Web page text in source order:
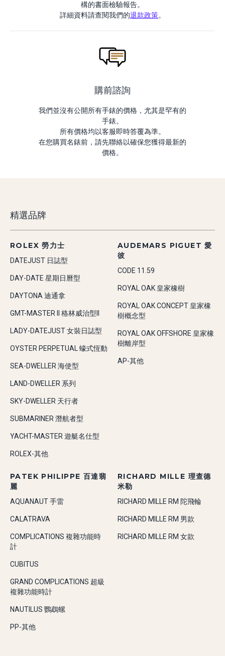
構的書面檢驗報告。
詳細資料請查閱我們的退款政策。
購前諮詢
我們並沒有公開所有手錶的價格，尤其是罕有的
手錶。
所有價格均以客服即時答覆為準。
在您購買名錶前，請先聯絡以確保您獲得最新的
價格。
精選品牌
ROLEX 勞力士
DATEJUST 日誌型
DAY-DATE 星期日曆型
DAYTONA 迪通拿
GMT-MASTER II 格林威治型II
LADY-DATEJUST 女裝日誌型
OYSTER PERPETUAL 蠔式恆動
SEA-DWELLER 海使型
LAND-DWELLER 系列
SKY-DWELLER 天行者
SUBMARINER 潛航者型
YACHT-MASTER 遊艇名仕型
ROLEX-其他
AUDEMARS PIGUET 愛
彼
CODE 11.59
ROYAL OAK 皇家橡樹
ROYAL OAK CONCEPT 皇家橡
樹概念型
ROYAL OAK OFFSHORE 皇家橡
樹離岸型
AP-其他
PATEK PHILIPPE 百達翡
麗
AQUANAUT 手雷
CALATRAVA
COMPLICATIONS 複雜功能時
計
CUBITUS
GRAND COMPLICATIONS 超級
複雜功能時計
NAUTILUS 鸚鵡螺
PP-其他
RICHARD MILLE 理查德
米勒
RICHARD MILLE RM 陀飛輪
RICHARD MILLE RM 男款
RICHARD MILLE RM 女款